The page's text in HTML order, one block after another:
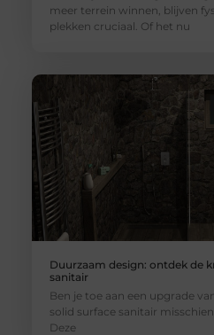
meer terrein winnen, blijven
plekken cruciaal. Of het nu
Duurzaam design: ontdek de
sanitair
Ben je toe aan een upgrade
solid surface sanitair
Deze